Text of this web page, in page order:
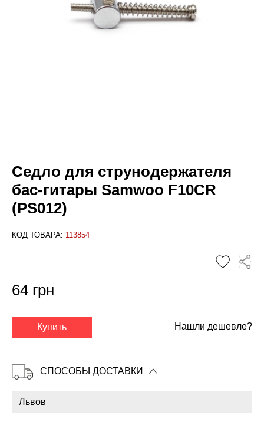
Седло для струнодержателя
бас-гитары Samwoo F10CR
(PS012)
КОД ТОВАРА: 113854
64 грн
Купить Нашли дешевле?
СПОСОБЫ ДОСТАВКИ